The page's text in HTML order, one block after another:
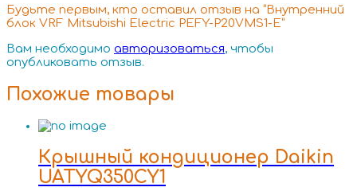
Будьте первым, кто оставил отзыв на “Внутренний
блок VRF Mitsubishi Electric PEFY-P20VMS1-E”
Вам необходимо авторизоваться, чтобы
опубликовать отзыв.
Похожие товары
Крышный кондиционер Daikin
UATYQ350CY1